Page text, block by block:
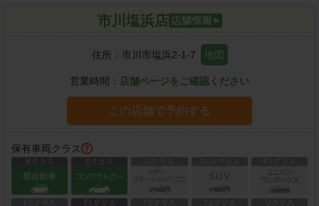
市川塩浜店
住所： 市川市塩浜2-1-7 地図
営業時間： 店舗ページをご確認ください
この店舗で予約する
保有車両クラス